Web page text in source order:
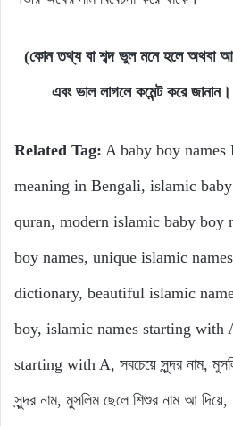
(কোন তথ্য বা শব্দ ভুল মনে হলে অথবা
এবং ভাল লাগলে কমেন্ট করে
Related Tag: A baby boy
meaning in Bengali, islamic
quran, modern islamic baby boy
boy names, unique islamic
dictionary, beautiful islamic
boy, islamic names starting with
starting with A, সবচেয়ে সুন্দর নাম,
সুন্দর নাম, মুসলিম ছেলে শিশুর নাম আ